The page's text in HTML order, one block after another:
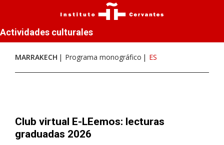
Actividades culturales
MARRAKECH Programa monográfico ES
Club virtual E-LEemos: lecturas
graduadas 2026